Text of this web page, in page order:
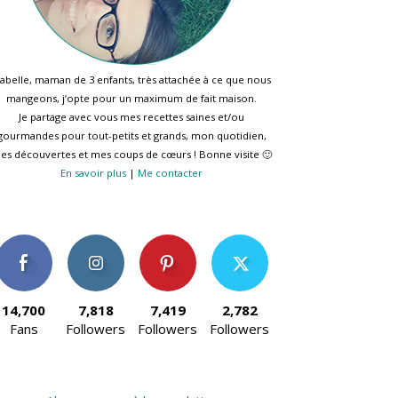
maman de 3 enfants, très attachée à ce que nous
mangeons, j’opte pour un maximum de fait maison.
Je partage avec vous mes recettes saines et/ou
pour tout-petits et grands, mon quotidien,
découvertes et mes coups de cœurs ! Bonne visite 🙂
En savoir plus | Me contacter
14,700
Fans
7,818
Followers
7,419
Followers
2,782
Followers